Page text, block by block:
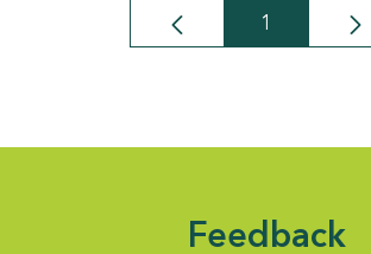
Seite
1
Feedback